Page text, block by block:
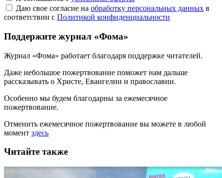
Даю свое согласие на обработку персональных данных в
соответствии с Политикой конфиденциальности
Поддержите журнал «Фома»
Журнал «Фома» работает благодаря поддержке читателей.
Даже небольшое пожертвование поможет нам дальше
рассказывать о Христе, Евангелии и православии.
Особенно мы будем благодарны за ежемесячное
пожертвование.
Отменить ежемесячное пожертвование вы можете в любой
момент здесь
Читайте также